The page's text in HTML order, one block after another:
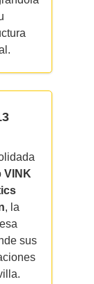
VINK
, la
sus